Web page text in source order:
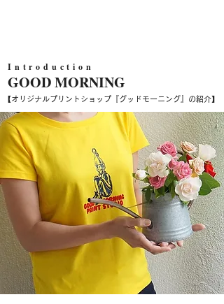
Introduction
GOOD MORNING
【オリジナルプリントショップ『グッドモーニング』の紹介】